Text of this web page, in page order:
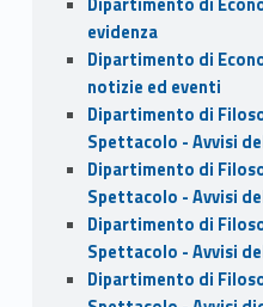
evidenza
Dipartimento di
notizie ed eventi
Dipartimento di
Spettacolo - Avvisi
Dipartimento di
Spettacolo - Avvisi
Dipartimento di
Spettacolo - Avvisi
Dipartimento di